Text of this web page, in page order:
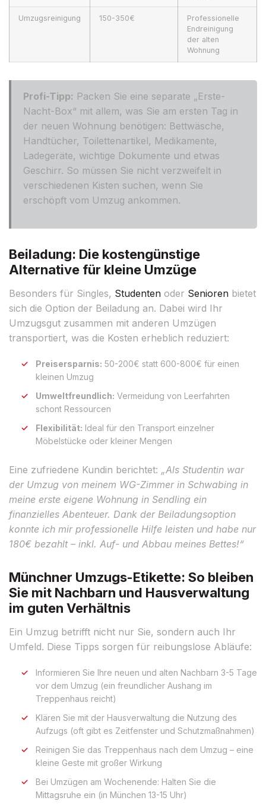
Umzugsreinigung 150-350€
Professionelle
Endreinigung
der alten
Wohnung
Profi-Tipp: Packen Sie eine separate „Erste-
Nacht-Box“ mit allem, was Sie am ersten Tag in
der neuen Wohnung benötigen: Bettwäsche,
Handtücher, Toilettenartikel, Medikamente,
Ladegeräte, wichtige Dokumente und etwas
Geschirr. So müssen Sie nicht verzweifelt in
verschiedenen Kisten suchen, wenn Sie
erschöpft vom Umzug ankommen.
Beiladung: Die kostengünstige
Alternative für kleine Umzüge
Besonders für Singles, Studenten oder Senioren bietet
sich die Option der Beiladung an. Dabei wird Ihr
Umzugsgut zusammen mit anderen Umzügen
transportiert, was die Kosten erheblich reduziert:
Preisersparnis: 50-200€ statt 600-800€ für einen
kleinen Umzug
Umweltfreundlich: Vermeidung von Leerfahrten
schont Ressourcen
Flexibilität: Ideal für den Transport einzelner
Möbelstücke oder kleiner Mengen
Eine zufriedene Kundin berichtet: „Als Studentin war
der Umzug von meinem WG-Zimmer in Schwabing in
meine erste eigene Wohnung in Sendling ein
finanzielles Abenteuer. Dank der Beiladungsoption
konnte ich mir professionelle Hilfe leisten und habe nur
180€ bezahlt – inkl. Auf- und Abbau meines Bettes!“
Münchner Umzugs-Etikette: So bleiben
Sie mit Nachbarn und Hausverwaltung
im guten Verhältnis
Ein Umzug betrifft nicht nur Sie, sondern auch Ihr
Umfeld. Diese Tipps sorgen für reibungslose Abläufe:
Informieren Sie Ihre neuen und alten Nachbarn 3-5 Tage
vor dem Umzug (ein freundlicher Aushang im
Treppenhaus reicht)
Klären Sie mit der Hausverwaltung die Nutzung des
Aufzugs (oft gibt es Zeitfenster und Schutzmaßnahmen)
Reinigen Sie das Treppenhaus nach dem Umzug – eine
kleine Geste mit großer Wirkung
Bei Umzügen am Wochenende: Halten Sie die
Mittagsruhe ein (in München 13-15 Uhr)